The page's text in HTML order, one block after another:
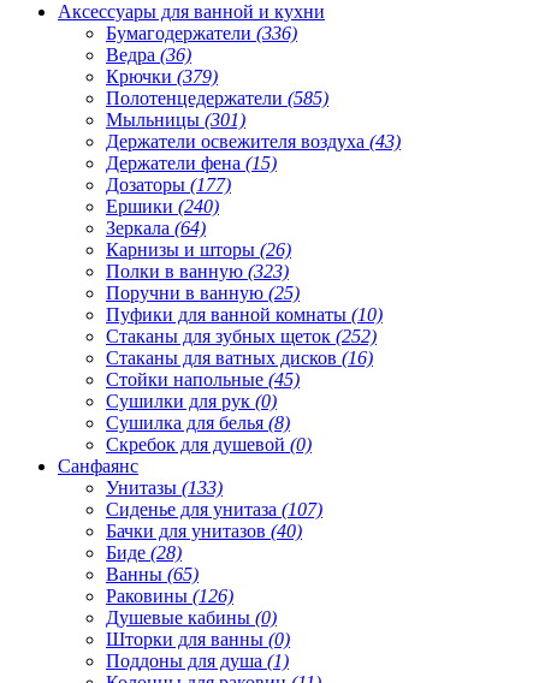
Аксессуары для ванной и кухни
Бумагодержатели (336)
Ведра (36)
Крючки (379)
Полотенцедержатели (585)
Мыльницы (301)
Держатели освежителя воздуха (43)
Держатели фена (15)
Дозаторы (177)
Ершики (240)
Зеркала (64)
Карнизы и шторы (26)
Полки в ванную (323)
Поручни в ванную (25)
Пуфики для ванной комнаты (10)
Стаканы для зубных щеток (252)
Стаканы для ватных дисков (16)
Стойки напольные (45)
Сушилки для рук (0)
Сушилка для белья (8)
Скребок для душевой (0)
Санфаянс
Унитазы (133)
Сиденье для унитаза (107)
Бачки для унитазов (40)
Биде (28)
Ванны (65)
Раковины (126)
Душевые кабины (0)
Шторки для ванны (0)
Поддоны для душа (1)